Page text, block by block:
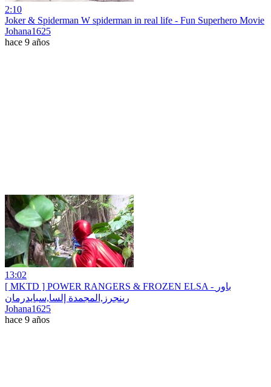
2:10
Joker & Spiderman W spiderman in real life - Fun Superhero Movie
Johana1625
hace 9 años
13:02
[ MKTD ] POWER RANGERS & FROZEN ELSA - باور
رينجرز,المجمدة إلسا,سبايدرمان
Johana1625
hace 9 años